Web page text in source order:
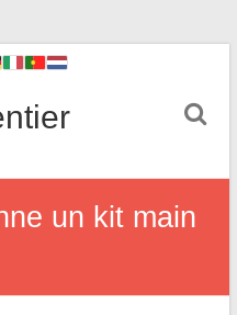
un kit main